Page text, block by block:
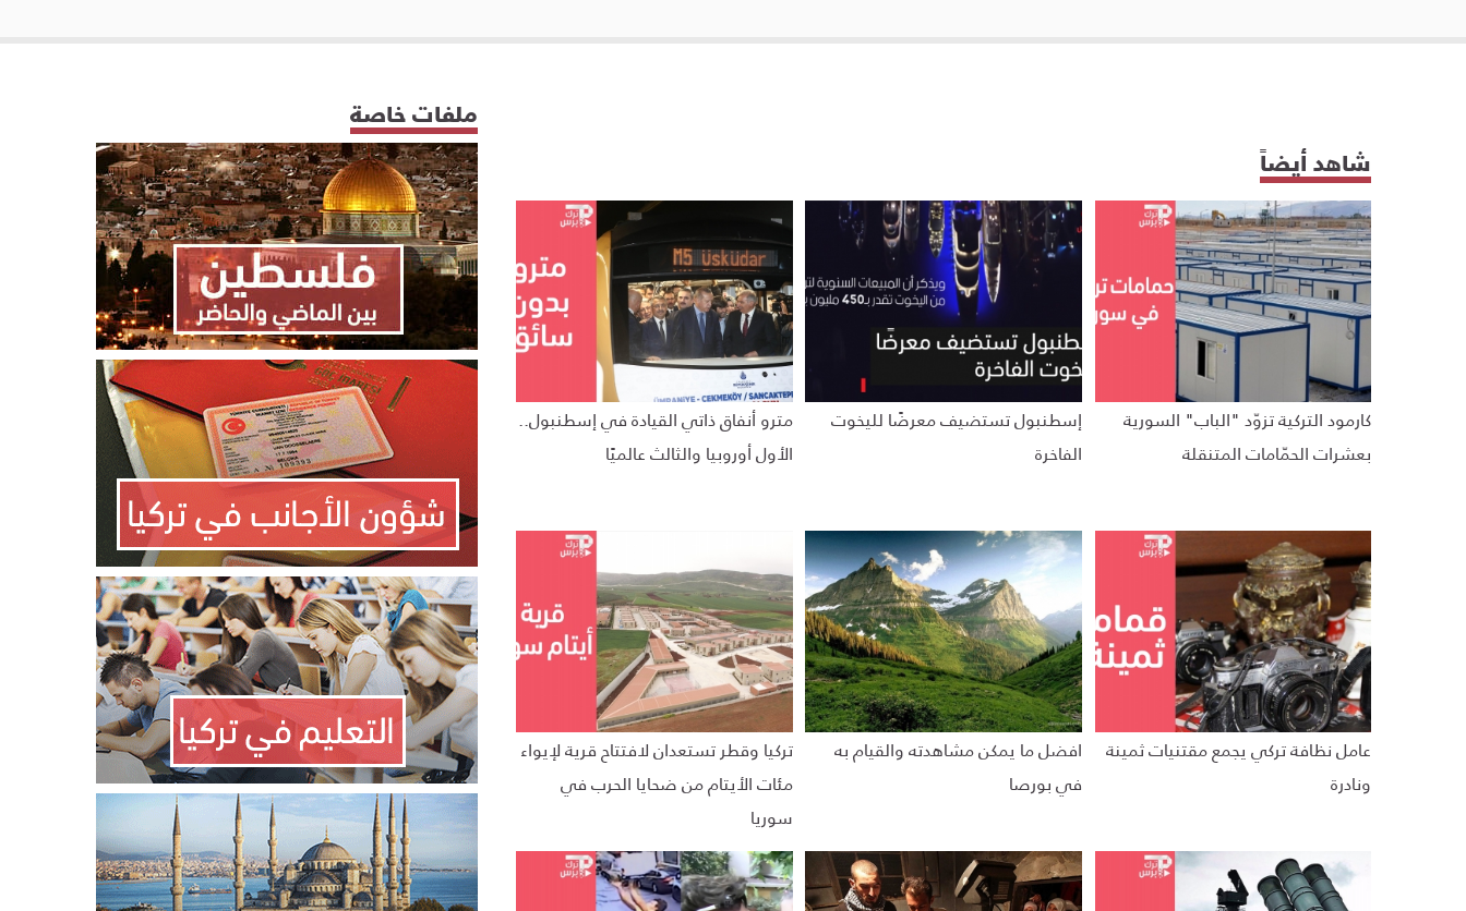
شاهد أيضاً
كارمود التركية تزوّد "الباب" السورية
بعشرات الحمّامات المتنقلة
إسطنبول تستضيف معرضًا لليخوت
الفاخرة
مترو أنفاق ذاتي القيادة في إسطنبول..
الأول أوروبيا والثالث عالميًا
عامل نظافة تركي يجمع مقتنيات ثمينة
ونادرة
افضل ما يمكن مشاهدته والقيام به
في بورصا
تركيا وقطر تستعدان لافتتاح قرية لإيواء
مئات الأيتام من ضحايا الحرب في
سوريا
ملفات خاصة